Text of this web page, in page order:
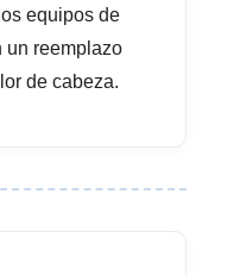
equipos de
un reemplazo
de cabeza.